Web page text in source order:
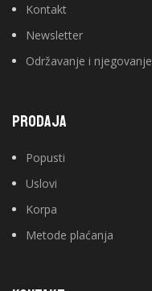
Kontakt
Newsletter
Održavanje i njegovanje
PRODAJA
Popusti
Uslovi
Korpa
Metode plaćanja